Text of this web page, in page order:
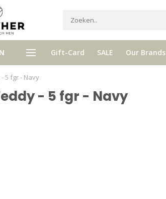
Gift-Card SALE Our Brands
(NL)
Ontvang 5% Loyalty bonus bij iedere
aankoop
5 fgr - Navy
- 5 fgr - Navy